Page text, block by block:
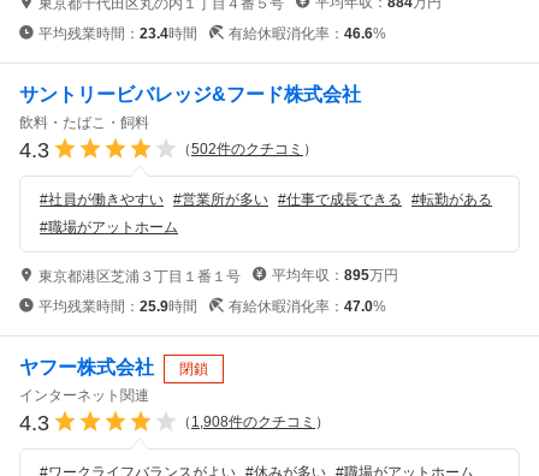
東京都千代田区丸の内１丁目４番５号
平均残業時間： 23.4時間 有給休暇消化率： 46.6%
サントリービバレッジ&フード株式会社
飲料・たばこ・飼料
4.3 （502件のクチコミ ）
#社員が働きやすい #営業所が多い #仕事で成長できる #転勤がある
#職場がアットホーム
東京都港区芝浦３丁目１番１号 平均年収： 895万円
平均残業時間： 25.9時間 有給休暇消化率： 47.0%
ヤフー株式会社
閉鎖
インターネット関連
4.3 （ 1,908件のクチコミ ）
#ワークライフバランスがよい #休みが多い #職場がアットホーム